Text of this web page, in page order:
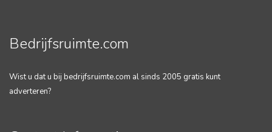
Bedrijfsruimte.com
Wist u dat u bij bedrijfsruimte.com al sinds 2005 gratis kunt
adverteren?